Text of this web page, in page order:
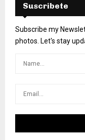
Suscribete
Subscribe my
photos. Let's stay